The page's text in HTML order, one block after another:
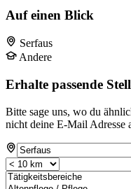
Auf einen Blick
Serfaus
Andere
Erhalte passende
Bitte sage uns, wo du
nicht deine E-Mail Adresse